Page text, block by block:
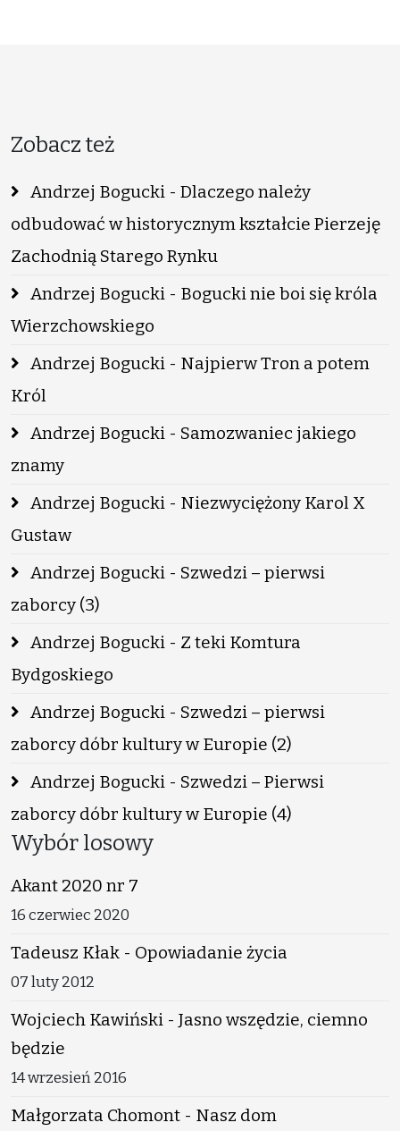
Zobacz też
Andrzej Bogucki - Dlaczego należy
odbudować w historycznym kształcie Pierzeję
Zachodnią Starego Rynku
Andrzej Bogucki - Bogucki nie boi się króla
Wierzchowskiego
Andrzej Bogucki - Najpierw Tron a potem
Król
Andrzej Bogucki - Samozwaniec jakiego
znamy
Andrzej Bogucki - Niezwyciężony Karol X
Gustaw
Andrzej Bogucki - Szwedzi – pierwsi
zaborcy (3)
Andrzej Bogucki - Z teki Komtura
Bydgoskiego
Andrzej Bogucki - Szwedzi – pierwsi
zaborcy dóbr kultury w Europie (2)
Andrzej Bogucki - Szwedzi – Pierwsi
zaborcy dóbr kultury w Europie (4)
Wybór losowy
Akant 2020 nr 7
16 czerwiec 2020
Tadeusz Kłak - Opowiadanie życia
07 luty 2012
Wojciech Kawiński - Jasno wszędzie, ciemno
będzie
14 wrzesień 2016
Małgorzata Chomont - Nasz dom